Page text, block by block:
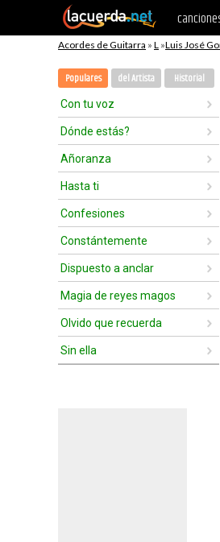
Acordes de Guitarra » L »Luis José
Populares del Artista Historial
Con tu voz
Dónde estás?
Añoranza
Hasta ti
Confesiones
Constántemente
Dispuesto a anclar
Magia de reyes magos
Olvido que recuerda
Sin ella